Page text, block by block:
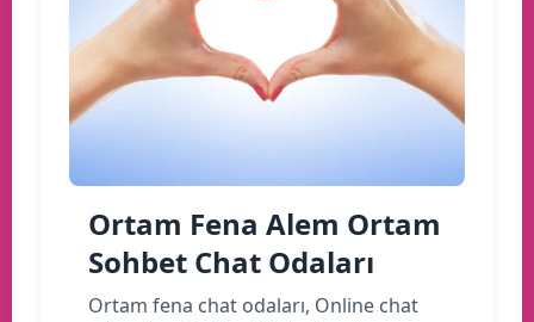
Ortam Fena Alem Ortam
Sohbet Chat Odaları
Ortam fena chat odaları, Online chat